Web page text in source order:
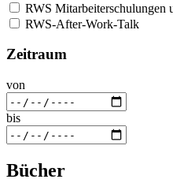
RWS Mitarbeiterschulungen
RWS-After-Work-Talk
Zeitraum
von
bis
Bücher